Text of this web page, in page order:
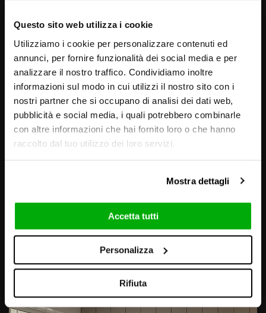
Questo sito web utilizza i cookie
Utilizziamo i cookie per personalizzare contenuti ed
annunci, per fornire funzionalità dei social media e per
analizzare il nostro traffico. Condividiamo inoltre
informazioni sul modo in cui utilizzi il nostro sito con i
nostri partner che si occupano di analisi dei dati web,
pubblicità e social media, i quali potrebbero combinarle
con altre informazioni che hai fornito loro o che hanno
raccolto dal tuo utilizzo dei loro servizi.
Mostra dettagli
Accetta tutti
Personalizza
Rifiuta
GRAFICHE E AMBIENTAZIONI